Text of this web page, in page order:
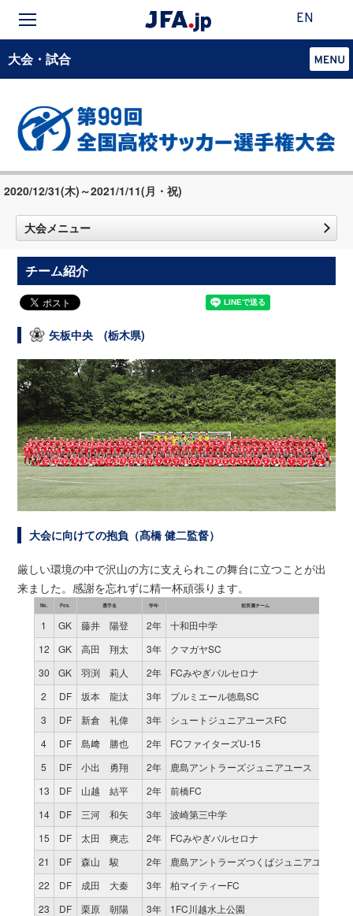
EN
大会・試合
2020/12/31(木)～2021/1/11(月・祝)
大会メニュー
チーム紹介
矢板中央 (栃木県)
大会に向けての抱負（髙橋 健二監督）
厳しい環境の中で沢山の方に支えられこの舞台に立つことが出
来ました。感謝を忘れずに精一杯頑張ります。
No. Pos. 選手名 学年 前所属チーム
1 GK 藤井 陽登 2年 十和田中学
12
GK 高田 翔太 3年 クマガヤSC
30
GK 羽渕 莉人 2年 FCみやぎバルセロナ
2
DF 坂本 龍汰 3年 プルミエール徳島SC
3
DF 新倉 礼偉 3年 シュートジュニアユースFC
4
DF 島﨑 勝也 2年 FCファイターズU-15
5
DF 小出 勇翔 2年 鹿島アントラーズジュニアユース
13
DF 山越 結平 2年 前橋FC
14
DF 三河 和矢 3年 波崎第三中学
15
DF 太田 爽志 2年 FCみやぎバルセロナ
21
DF 森山 駿 2年 鹿島アントラーズつくばジュニアユース
22
DF 成田 大秦 3年 柏マイティーFC
23
DF 栗原 朝陽 3年 1FC川越水上公園